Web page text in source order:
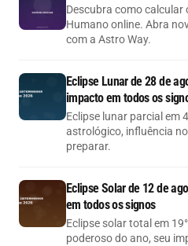
Descubra como calcular
Humano online. Abra
com a Astro Way.
Eclipse Lunar de 28 de
impacto em todos os
Eclipse lunar parcial em
astrológico, influência
preparar.
Eclipse Solar de 12 de
em todos os signos
Eclipse solar total em
poderoso do ano, seu